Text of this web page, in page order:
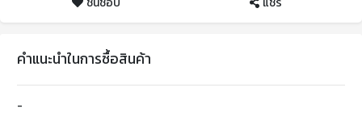
คำแนะนำในการซื้อสินค้า
-